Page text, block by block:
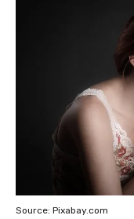
Source: Pixabay.com